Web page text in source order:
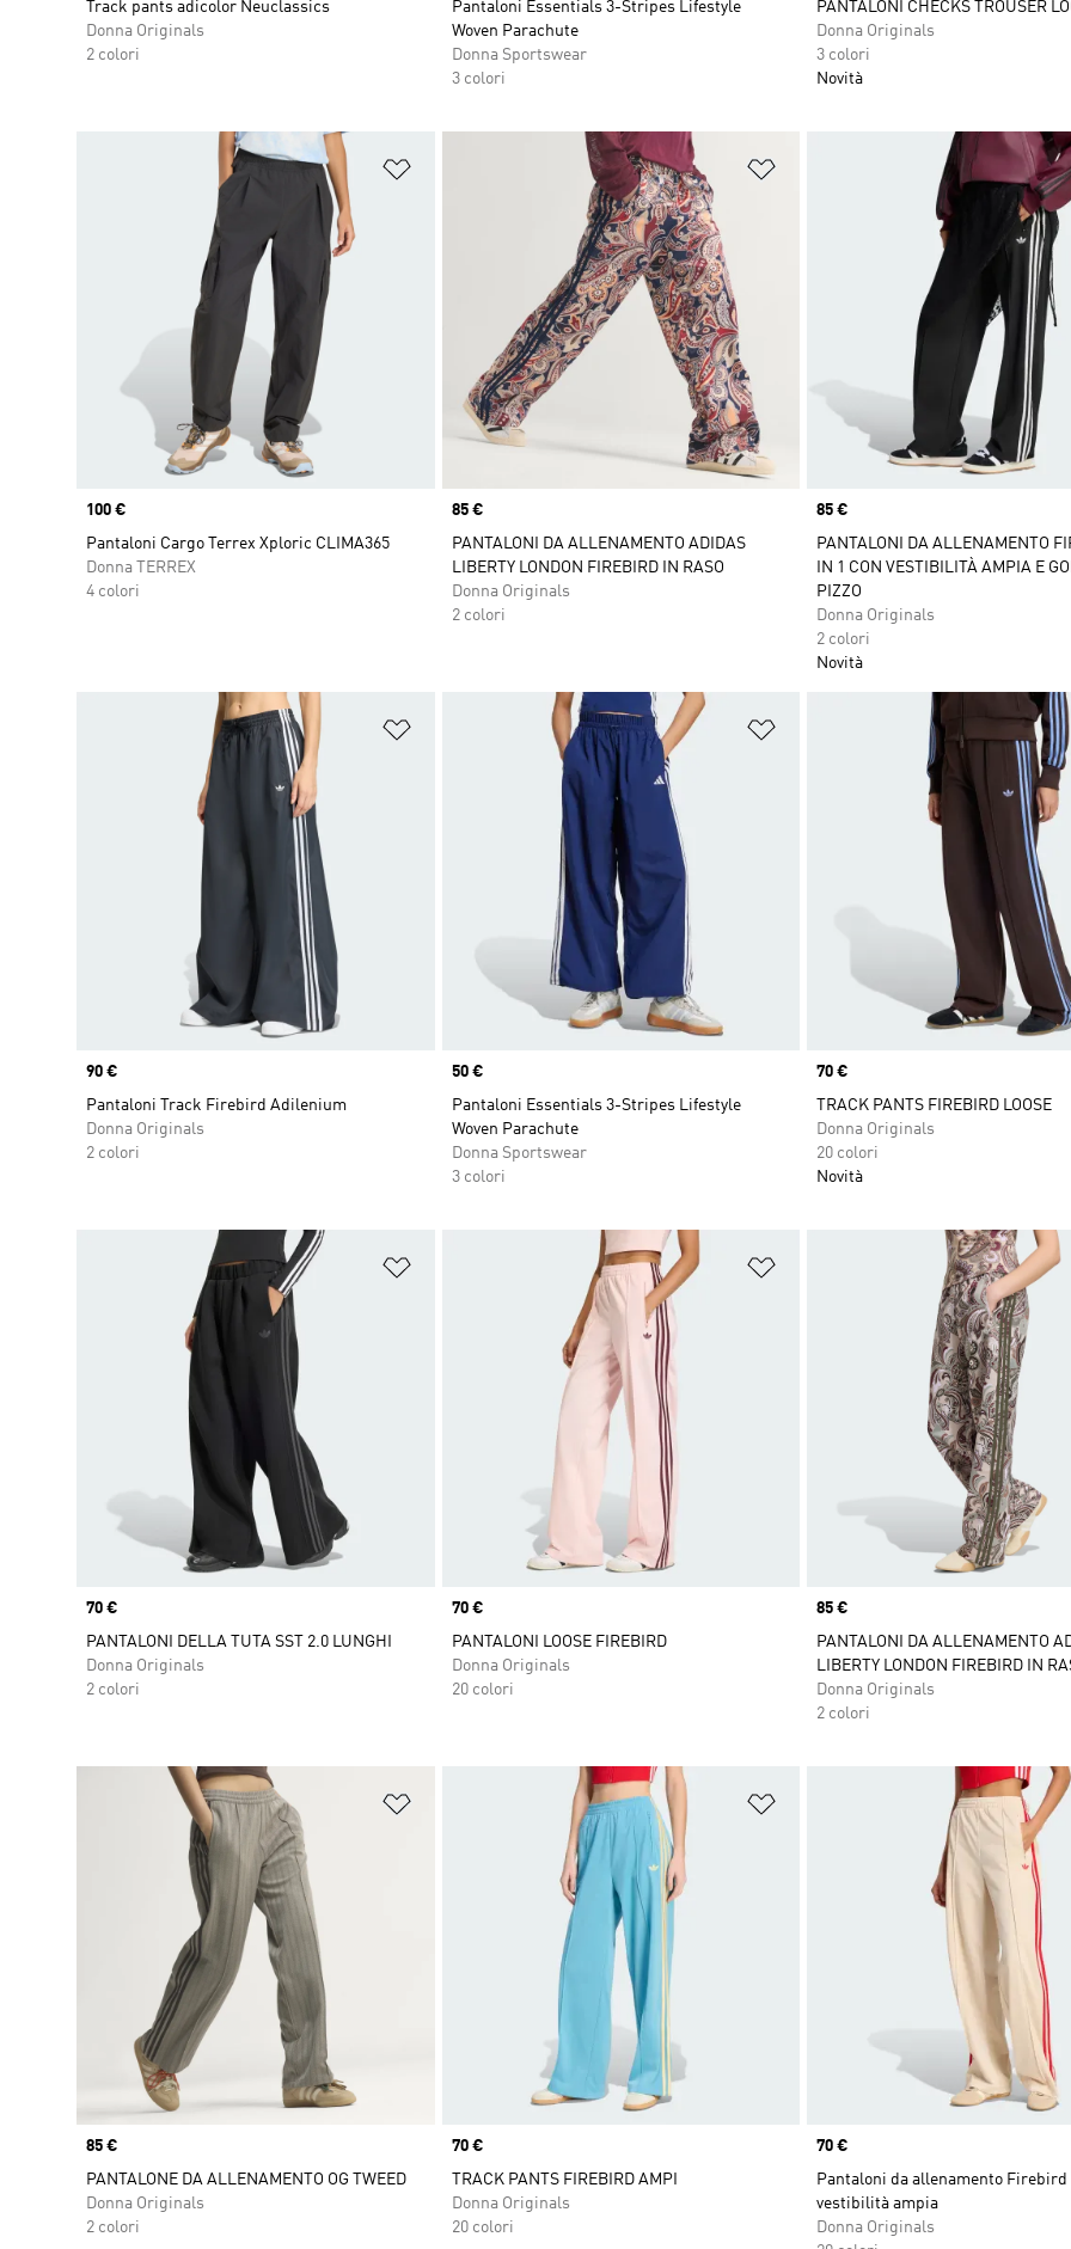
Track pants adicolor Neuclassics
Donna Originals
2 colori
Pantaloni Essentials 3-Stripes Lifestyle
Woven Parachute
Donna Sportswear
3 colori
PANTALONI CHECKS TROUSER
Donna Originals
3 colori
Novità
Aggiungi alla lista dei desideri
Price
100 €
Pantaloni Cargo Terrex Xploric CLIMA365
Donna TERREX
4 colori
Aggiungi alla lista dei desideri
Price
85 €
PANTALONI DA ALLENAMENTO ADIDAS
LIBERTY LONDON FIREBIRD IN RASO
Donna Originals
2 colori
Price
85 €
PANTALONI DA ALLENAMENTO
IN 1 CON VESTIBILITÀ AMPIA E
PIZZO
Donna Originals
2 colori
Novità
Aggiungi alla lista dei desideri
Price
90 €
Pantaloni Track Firebird Adilenium
Donna Originals
2 colori
Aggiungi alla lista dei desideri
Price
50 €
Pantaloni Essentials 3-Stripes Lifestyle
Woven Parachute
Donna Sportswear
3 colori
Price
70 €
TRACK PANTS FIREBIRD LOOSE
Donna Originals
20 colori
Novità
Aggiungi alla lista dei desideri
Price
70 €
PANTALONI DELLA TUTA SST 2.0 LUNGHI
Donna Originals
2 colori
Aggiungi alla lista dei desideri
Price
70 €
PANTALONI LOOSE FIREBIRD
Donna Originals
20 colori
Price
85 €
PANTALONI DA ALLENAMENTO
LIBERTY LONDON FIREBIRD IN
Donna Originals
2 colori
Aggiungi alla lista dei desideri
Price
85 €
PANTALONE DA ALLENAMENTO OG TWEED
Donna Originals
2 colori
Aggiungi alla lista dei desideri
Price
70 €
TRACK PANTS FIREBIRD AMPI
Donna Originals
20 colori
Price
70 €
Pantaloni da allenamento Firebird
vestibilità ampia
Donna Originals